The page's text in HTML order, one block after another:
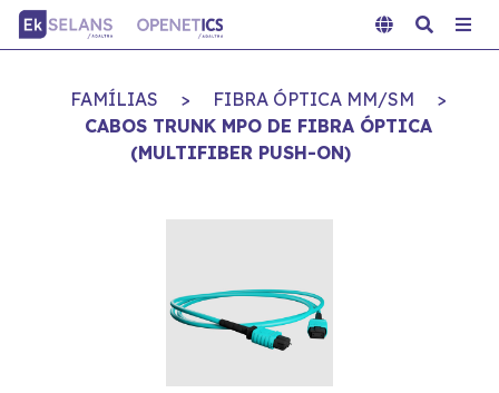
FAMÍLIAS > FIBRA ÓPTICA MM/SM
>
CABOS TRUNK MPO DE FIBRA ÓPTICA
(MULTIFIBER PUSH-ON)